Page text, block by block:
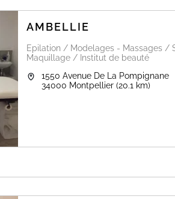
AMBELLIE
Epilation / Modelages - Massages /
Maquillage / Institut de beauté
1550 Avenue De La Pompignane
34000 Montpellier (20.1 km)